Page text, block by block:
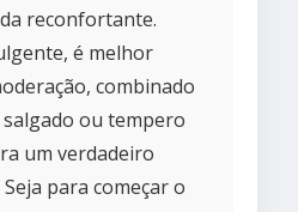
reconfortante.
é melhor
combinado
ou tempero
um verdadeiro
para começar o